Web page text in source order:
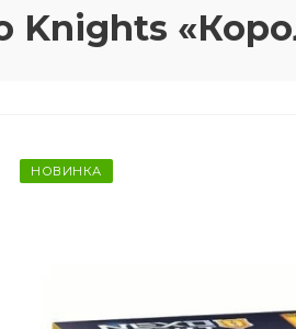
Knights
НОВИНКА